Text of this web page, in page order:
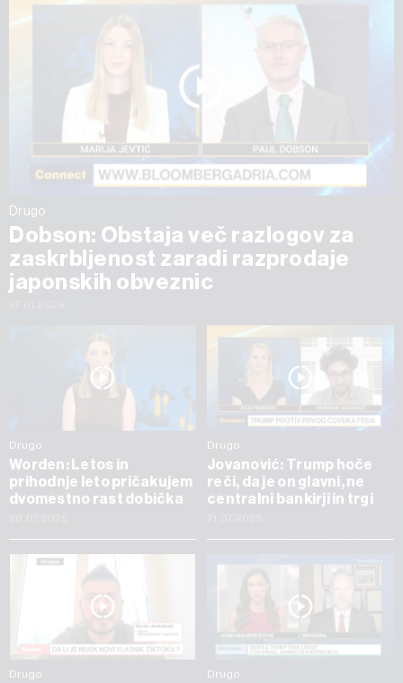
Drugo
Dobson: Obstaja več razlogov za
zaskrbljenost zaradi razprodaje
japonskih obveznic
Drugo
Worden: Letos in
prihodnje leto pričakujem
dvomestno rast dobička
Drugo
Jovanović: Trump hoče
reči, da je on glavni, ne
centralni bankirji in trgi
Drugo Drugo